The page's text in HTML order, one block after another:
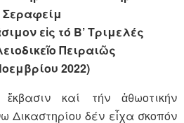
Σεραφείμ
εἰς τό Β’ Τριμελές
Πειραιῶς
2022)
καί τήν ἀθωοτικήν
Δικαστηρίου δέν εἶχα σκοπόν